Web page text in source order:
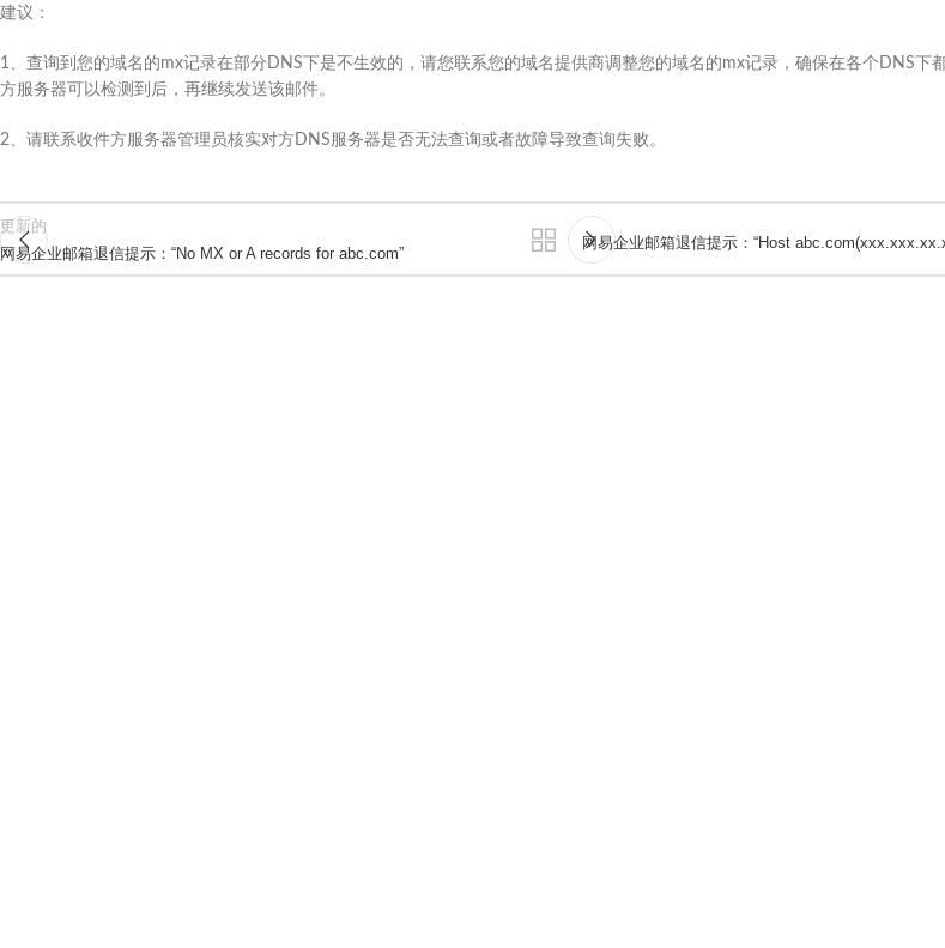
建议：
1、查询到您的域名的mx记录在部分DNS下是不生效的，请您联系您的域名提供商调整您的域名的mx记录，确保在各个DNS下
方服务器可以检测到后，再继续发送该邮件。
2、请联系收件方服务器管理员核实对方DNS服务器是否无法查询或者故障导致查询失败。
更新的
网易企业邮箱退信提示：“No MX or A records for abc.com”
网易企业邮箱退信提示：“Host